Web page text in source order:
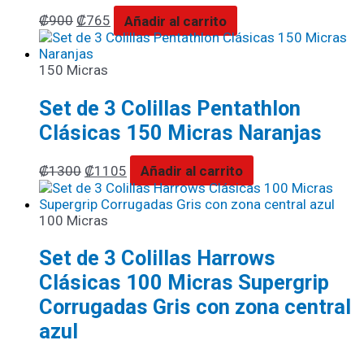
₡900 ₡765 Añadir al carrito
150 Micras
Set de 3 Colillas Pentathlon
Clásicas 150 Micras Naranjas
₡1300 ₡1105 Añadir al carrito
100 Micras
Set de 3 Colillas Harrows
Clásicas 100 Micras Supergrip
Corrugadas Gris con zona central
azul